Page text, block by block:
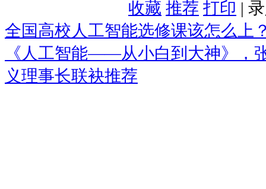
收藏 推荐 打印 |
全国高校人工智能选修课该怎么上
《人工智能——从小白到大神》，
义理事长联袂推荐